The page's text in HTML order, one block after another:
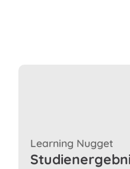
Learning Nugget